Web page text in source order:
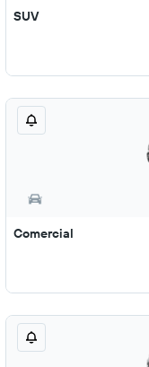
SUV
Comercial